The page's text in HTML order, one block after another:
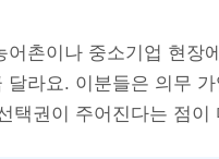
촌이나 중소기업 현장
달라요. 이분들은 의무
택권이 주어진다는 점이